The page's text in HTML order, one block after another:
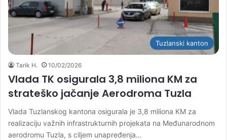
Tuzlanski kanton
Tarik H. 10/02/2026
Vlada TK osigurala 3,8 miliona KM za
strateško jačanje Aerodroma Tuzla
Vlada Tuzlanskog kantona osigurala je 3,8 miliona KM za
realizaciju važnih infrastrukturnih projekata na Međunarodnom
aerodromu Tuzla, s ciljem unapređenja…